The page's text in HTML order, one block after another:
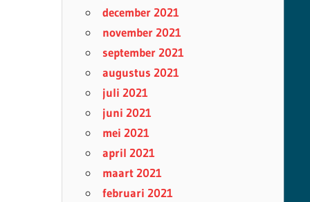
december 2021
november 2021
september 2021
augustus 2021
juli 2021
juni 2021
mei 2021
april 2021
maart 2021
februari 2021